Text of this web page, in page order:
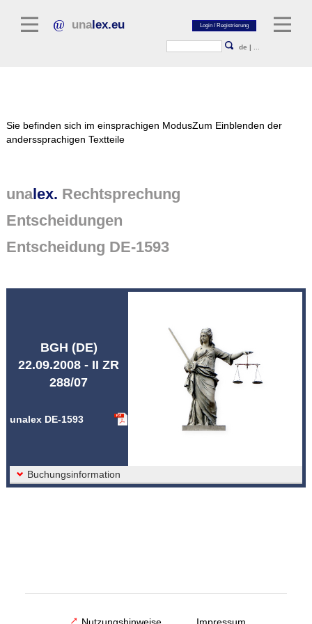
unalex.eu
de |
Normtexte
Rechtsprechung
Sie befinden sich im einsprachigen ModusZum Einblenden der
anderssprachigen Textteile
unalex. Rechtsprechung
Entscheidungen
Entscheidung DE-1593
BGH (DE)
22.09.2008 - II ZR
288/07
unalex DE-1593
Buchungsinformation
Nutzungshinweise Impressum